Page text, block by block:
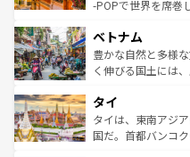
い。オーストラリ
参照してほしい。
驚きをもたらして
容にもいいと評判
が味わえ
照してほしい。
-POPで世界を席巻
き、地方に足を延
できる。そして、
まで、さまざまな
リティに包まれな
覧を参照してほし
ベトナム
豊かな自然と多様
く伸びる国土には
急速な発展と共に
ーチミン市のフラ
醸し出している。
タイ
タイは、東南アジ
国だ。首都バンコ